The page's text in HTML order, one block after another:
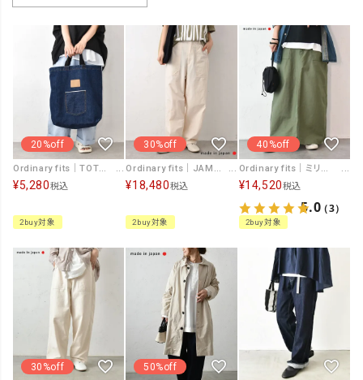
20%off
Ordinary fits｜TOTE BAG [[GD003-1]][C]
¥5,280税込
2buy対象
30%off
Ordinary fits｜JAMES PANTS C/H RIPSTOP [[PT019]][C]
¥18,480税込
2buy対象
40%off
Ordinary fits｜ミリタリースカート [[SK004]][C]
¥14,520税込
5.0（3）
2buy対象
30%off 50%off